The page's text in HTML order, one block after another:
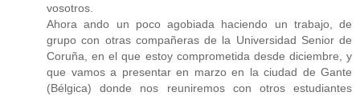
vosotros.
Ahora ando un poco agobiada haciendo un trabajo, de
grupo con otras compañeras de la Universidad Senior de
Coruña, en el que estoy comprometida desde diciembre, y
que vamos a presentar en marzo en la ciudad de Gante
(Bélgica) donde nos reuniremos con otros estudiantes